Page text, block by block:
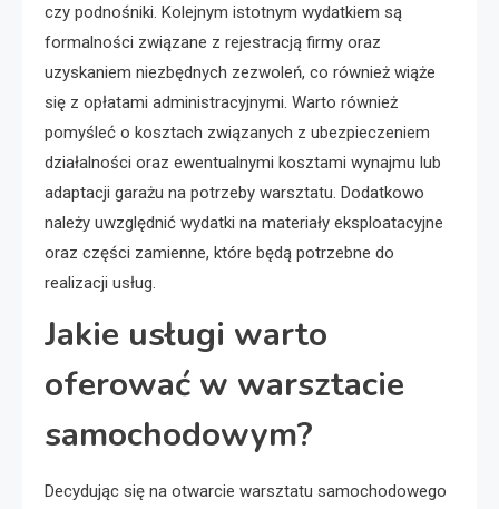
czy podnośniki. Kolejnym istotnym wydatkiem są
formalności związane z rejestracją firmy oraz
uzyskaniem niezbędnych zezwoleń, co również wiąże
się z opłatami administracyjnymi. Warto również
pomyśleć o kosztach związanych z ubezpieczeniem
działalności oraz ewentualnymi kosztami wynajmu lub
adaptacji garażu na potrzeby warsztatu. Dodatkowo
należy uwzględnić wydatki na materiały eksploatacyjne
oraz części zamienne, które będą potrzebne do
realizacji usług.
Jakie usługi warto
oferować w warsztacie
samochodowym?
Decydując się na otwarcie warsztatu samochodowego